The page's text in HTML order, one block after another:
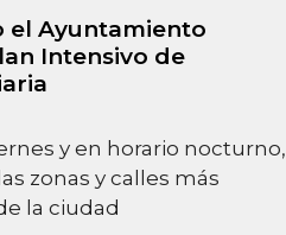
el Ayuntamiento
Intensivo de
y en horario nocturno,
zonas y calles más
la ciudad